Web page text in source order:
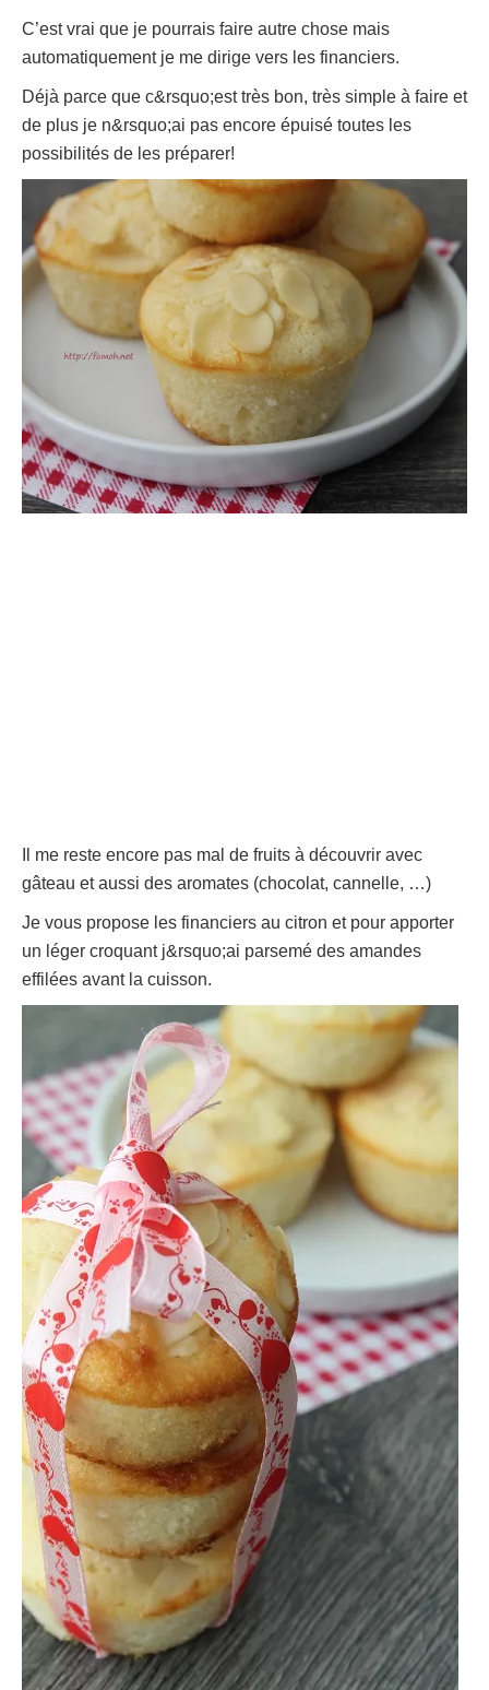
C’est vrai que je pourrais faire autre chose mais
automatiquement je me dirige vers les financiers.
Déjà parce que c&rsquo;est très bon, très simple à faire et
de plus je n&rsquo;ai pas encore épuisé toutes les
possibilités de les préparer!
Il me reste encore pas mal de fruits à découvrir avec
gâteau et aussi des aromates (chocolat, cannelle, …)
Je vous propose les financiers au citron et pour apporter
un léger croquant j&rsquo;ai parsemé des amandes
effilées avant la cuisson.